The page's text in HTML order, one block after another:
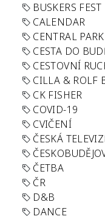
BUSKERS FEST
CALENDAR
CENTRAL
CESTA DO
CESTOVNÍ
CILLA & ROLF
CK FISHER
COVID-19
CVIČENÍ
ČESKÁ
ČETBA
ČR
D&B
DANCE